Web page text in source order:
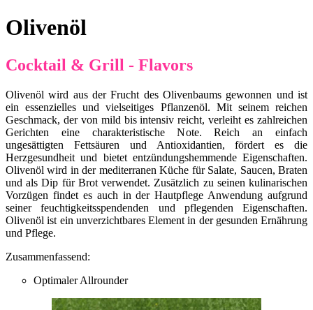
Olivenöl
Cocktail & Grill - Flavors
Olivenöl wird aus der Frucht des Olivenbaums gewonnen und ist
ein essenzielles und vielseitiges Pflanzenöl. Mit seinem reichen
Geschmack, der von mild bis intensiv reicht, verleiht es zahlreichen
Gerichten eine charakteristische Note. Reich an einfach
ungesättigten Fettsäuren und Antioxidantien, fördert es die
Herzgesundheit und bietet entzündungshemmende Eigenschaften.
Olivenöl wird in der mediterranen Küche für Salate, Saucen, Braten
und als Dip für Brot verwendet. Zusätzlich zu seinen kulinarischen
Vorzügen findet es auch in der Hautpflege Anwendung aufgrund
seiner feuchtigkeitsspendenden und pflegenden Eigenschaften.
Olivenöl ist ein unverzichtbares Element in der gesunden Ernährung
und Pflege.
Zusammenfassend:
Optimaler Allrounder